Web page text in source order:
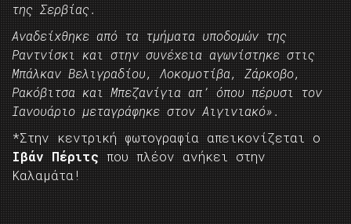
της Σερβίας.
Αναδείχθηκε από τα τμήματα υποδομών της
Ραντνίσκι και στην συνέχεια αγωνίστηκε στις
Μπάλκαν Βελιγραδίου, Λοκομοτίβα, Ζάρκοβο,
Ρακόβιτσα και Μπεζανίγια απ’ όπου πέρυσι τον
Ιανουάριο μεταγράφηκε στον Αιγινιακό».
*Στην κεντρική φωτογραφία απεικονίζεται ο
Ιβάν Πέριτς που πλέον ανήκει στην
Καλαμάτα!